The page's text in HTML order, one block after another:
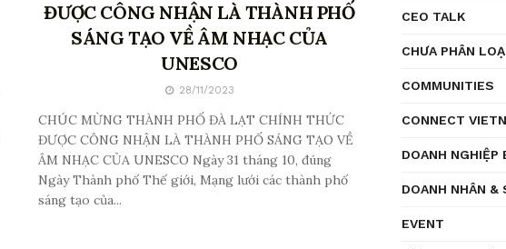
ĐƯỢC CÔNG NHẬN LÀ THÀNH PHỐ
SÁNG TẠO VỀ ÂM NHẠC CỦA
UNESCO
28/11/2023
CHÚC MỪNG THÀNH PHỐ ĐÀ LẠT CHÍNH THỨC
ĐƯỢC CÔNG NHẬN LÀ THÀNH PHỐ SÁNG TẠO VỀ
ÂM NHẠC CỦA UNESCO Ngày 31 tháng 10, đúng
Ngày Thành phố Thế giới, Mạng lưới các thành phố
sáng tạo của...
CEO TALK
CHƯA PHÂN
COMMUNITIES
CONNECT
DOANH NGHIỆP
DOANH NHÂN &
EVENT